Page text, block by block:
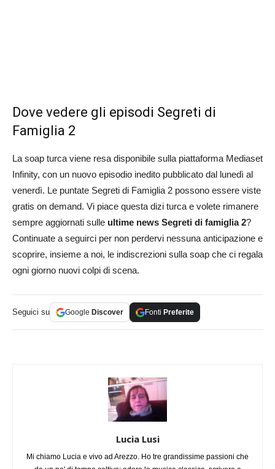
Dove vedere gli episodi Segreti di
Famiglia 2
La soap turca viene resa disponibile sulla piattaforma Mediaset
Infinity, con un nuovo episodio inedito pubblicato dal lunedì al
venerdì. Le puntate Segreti di Famiglia 2 possono essere viste
gratis on demand. Vi piace questa dizi turca e volete rimanere
sempre aggiornati sulle ultime news Segreti di famiglia 2?
Continuate a seguirci per non perdervi nessuna anticipazione e
scoprire, insieme a noi, le indiscrezioni sulla soap che ci regala
ogni giorno nuovi colpi di scena.
Seguici su Google Discover Fonti Preferite
Lucia Lusi
Mi chiamo Lucia e vivo ad Arezzo. Ho tre grandissime passioni che